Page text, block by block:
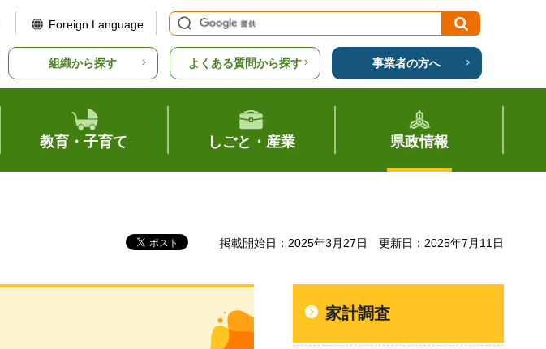
Foreign Language
組織から探す よくある質問から探す 事業者の方へ
教育・子育て しごと・産業 県政情報
掲載開始日：2025年3月27日 更新日：2025年7月11日
家計調査